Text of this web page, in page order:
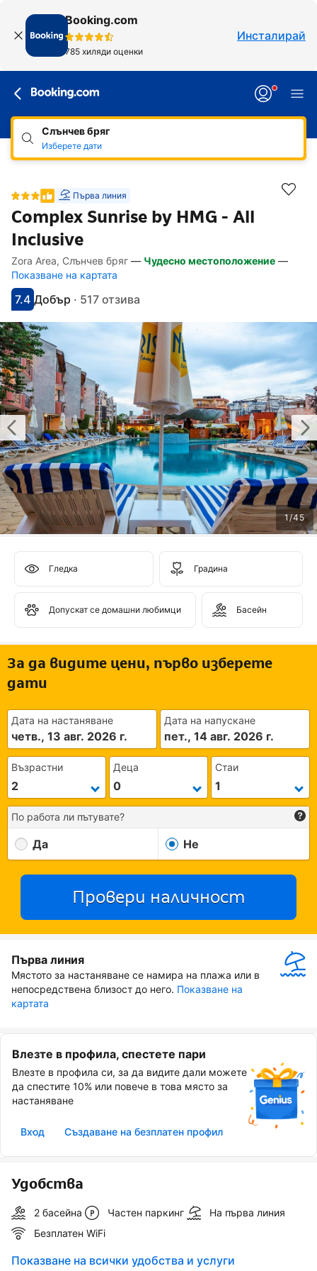
Booking.com
785 хиляди оценки
Инсталирай
Слънчев бряг
Изберете дати
Първа линия
Complex Sunrise by HMG - All
Inclusive
Линкове, достъпни за хора със
Напред към описанието
Напред към удобствата
Напред към стаите
Напред към политиките
Zora Area, Слънчев бряг — Чудесно местоположение —
Показване на картата
С оценка: 7.4
7.4
Оценено като: добро
Добър · 517 отзива
1/45
Гледка Градина
Допускат се домашни любимци Басейн
За да видите цени, първо изберете
дати
Дата на настаняване
четв., 13 авг. 2026 г.
Дата на напускане
пет., 14 авг. 2026 г.
Възрастни Деца Стаи
По работа ли пътувате?
Да Не
Провери наличност
Първа линия
Мястото за настаняване се намира на плажа или в
непосредствена близост до него. Показване на
картата
Влезте в профила, спестете пари
Влезте в профила си, за да видите дали можете
да спестите 10% или повече в това място за
настаняване
Вход Създаване на безплатен профил
Удобства
2 басейна Частен паркинг
На първа линия
Безплатен WiFi
Показване на всички удобства и услуги